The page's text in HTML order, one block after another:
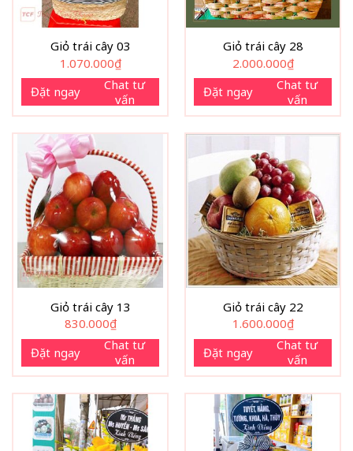
Giỏ trái cây 03
1.070.000₫
Đặt ngay
Chat tư
vấn
Giỏ trái cây 28
2.000.000₫
Đặt ngay
Chat tư
vấn
Giỏ trái cây 13
830.000₫
Đặt ngay
Chat tư
vấn
Giỏ trái cây 22
1.600.000₫
Đặt ngay
Chat tư
vấn